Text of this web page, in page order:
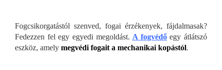
Fogcsikorgatástól szenved, fogai érzékenyek, fájdalmasak?
Fedezzen fel egy egyedi megoldást. A fogvédőegy átlátszó
eszköz, amely megvédi fogait a mechanikai kopástól.